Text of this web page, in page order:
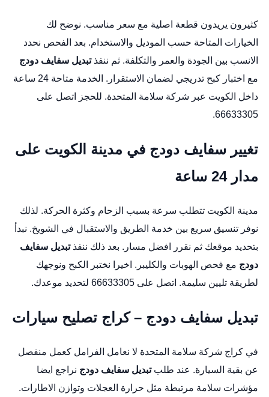
كثيرون يريدون قطعة اصلية مع سعر مناسب. نوضح لك
الخيارات المتاحة حسب الموديل والاستخدام. بعد الفحص نحدد
الانسب بين الجودة والعمر والتكلفة. ثم ننفذتبديل سفايف دودج
مع اختبار كبح تدريجي لضمان الاستقرار. الخدمة متاحة 24 ساعة
داخل الكويت عبر شركة سلامة المتحدة. للحجز اتصل على
66633305.
تغيير سفايف دودج في مدينة الكويت على
مدار 24 ساعة
مدينة الكويت تتطلب سرعة بسبب الزحام وكثرة الحركة. لذلك
نوفر تنسيق سريع بين خدمة الطريق والاستقبال في الشويخ. نبدأ
بتحديد موقعك ثم نقرر افضل مسار. بعد ذلك ننفذتبديل سفايف
دودج مع فحص الهوبات والكليبر. اخيرا نختبر الكبح ونوجهك
لطريقة تليين سليمة. اتصل على 66633305 لتحديد موعدك.
تبديل سفايف دودج – كراج تصليح سيارات
في كراج شركة سلامة المتحدة لا نعامل الفرامل كعمل منفصل
عن بقية السيارة. عند طلبتبديل سفايف دودج نراجع ايضا
مؤشرات سلامة مرتبطة مثل حرارة العجلات وتوازن الاطارات.